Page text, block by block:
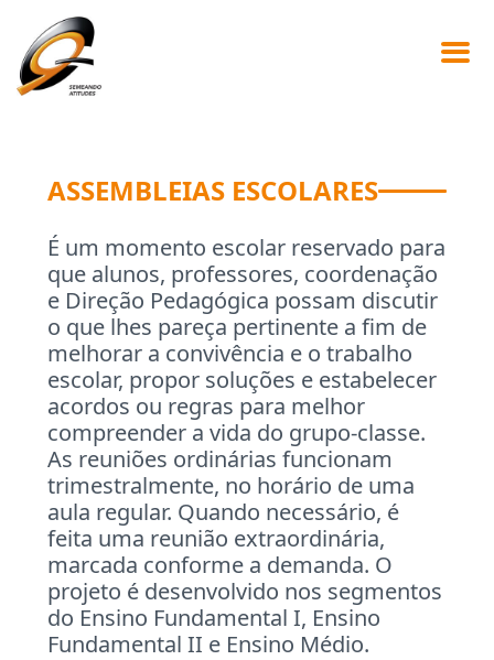
ASSEMBLEIAS ESCOLARES
É um momento escolar reservado para
que alunos, professores, coordenação
e Direção Pedagógica possam discutir
o que lhes pareça pertinente a fim de
melhorar a convivência e o trabalho
escolar, propor soluções e estabelecer
acordos ou regras para melhor
compreender a vida do grupo-classe.
As reuniões ordinárias funcionam
trimestralmente, no horário de uma
aula regular. Quando necessário, é
feita uma reunião extraordinária,
marcada conforme a demanda. O
projeto é desenvolvido nos segmentos
do Ensino Fundamental I, Ensino
Fundamental II e Ensino Médio.